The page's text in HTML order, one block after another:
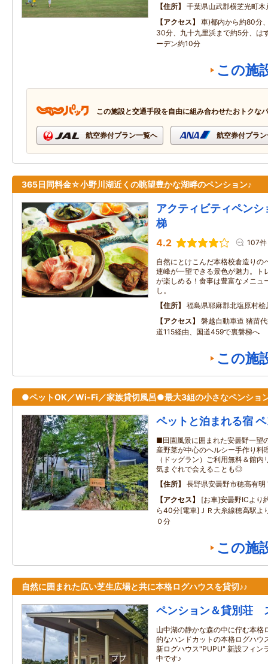
住所
千葉県山武郡横芝光町
アクセス
車)都内から約80分
30分、九十九里浜まで約5分、は
ーデン約10分
この施
この施設と交通手段を自由に組み合わせたおトクな
航空券付プラン一覧へ 航空券付プラ
365日同料金☆小野川湖近くの眺望豊かな湖畔のペンション♪
アクティビティペンシ
梯
4.2 107件
自然にとけこんだ本格校倉造りの
連峰が一望できる景色が魅力。ト
が楽しめる！食事は豊富なメニュ
し。
住所
福島県耶麻郡北塩原村
アクセス
磐越自動車道 猪苗
道115経由、国道459で裏磐梯へ
この施
●ペットOK／Wi-Fi／家族貸切風呂●最大3組の小さなペンショ
ペットと泊まれる宿
■田園風景に囲まれた安曇野一望
産野菜が中心のヘルシー手作り
（ドッグラン）ご利用無料＆館
気まぐれで会えることも◎
住所
長野県安曇野市穂高有明
アクセス
[お車]安曇野ICより
ら40分[電車]ＪＲ大糸線穂高駅よ
０分
この施
自然に囲まれた広い芝生広場と共に本格ログハウスを貸切♪♪
ペンション＆貸別荘
山中湖の静かな森の中に佇む本格
的なハンドカットの本格ログハウ
新ログハウス"PUPU" 新設フィン
中です♪